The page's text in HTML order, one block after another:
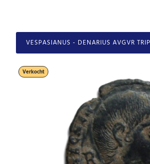
VESPASIANUS - DENARIUS AVGVR
Verkocht